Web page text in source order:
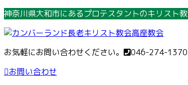
コ
テ
ン
ツ
へ
ナ
ゲ
ー
シ
ョ
神奈川県大和市にあるプロテスタントのキリスト
お気軽にお問い合わせください。 046-274-1370
お問い合わせ